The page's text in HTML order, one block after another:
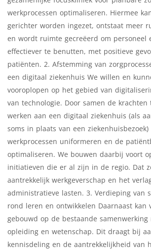
werkprocessen optimaliseren. Hiermee
gerichter worden ingezet, ontstaat meer
en wordt ruimte gecreëerd om personeel
effectiever te benutten, met positieve
patiënten. 2. Afstemming van
een digitaal ziekenhuis We willen en
vooroplopen op het gebied van
van technologie. Door samen de
werken aan een digitaal ziekenhuis (als
soms in plaats van een
werkprocessen uniformeren en de
optimaliseren. We bouwen daarbij voort
initiatieven die er al zijn in de regio. Dat
aantrekkelijk werkgeverschap en het
administratieve lasten. 3. Verdieping van
rond leren en ontwikkelen Daarnaast kan
gebouwd op de bestaande
opleiding en wetenschap. Dit draagt bij
kennisdeling en de aantrekkelijkheid van